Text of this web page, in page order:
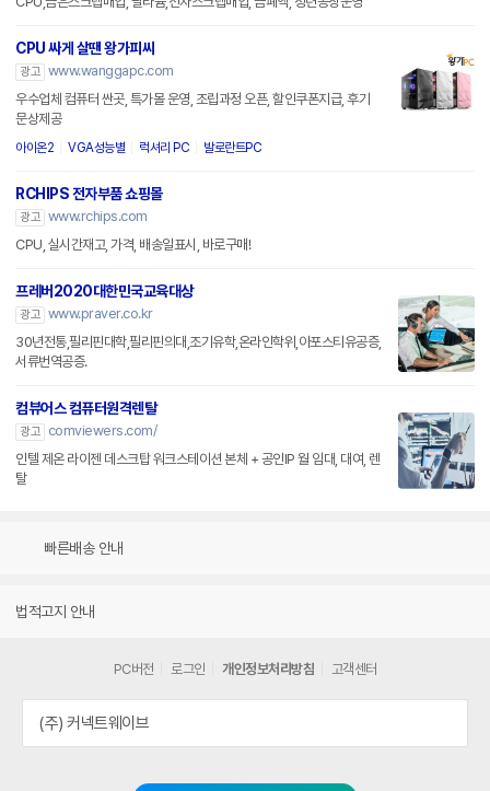
광고 www.wanggapc.com
문상제공
아이온2 VGA성능별
RCHIPS 전자부품 쇼핑몰
광고 www.rchips.com
프레버2020대한민국교육대상
광고 www.praver.co.kr
서류번역공증.
컴뷰어스 컴퓨터원격렌탈
광고 comviewers.com/
탈
법적고지 안내